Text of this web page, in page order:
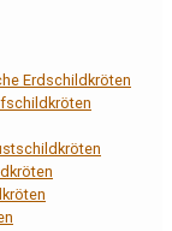
Erdschildkröten